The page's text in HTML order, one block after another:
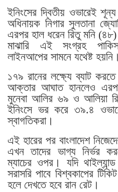
ইনিংসের দ্বিতীয় ওভারেই
অধিনায়ক নিগার সুলতানা
এরপর হাল ধরেন রিতু মনি
মাঝারি এই সংগ্রহ
লাইনআপের সামনে যথেষ্ট হয়নি।
১৭৯ রানের লক্ষ্যে ব্যাট
আক্তার আঘাত হানলেও
মুনেবা আলির ৬৯ ও আলিয়া
ইনিংসে ভর করে ৩৯.৪
স্বাগতিকরা।
এই হারের পর বাংলাদেশ
এখন তাদের ভাগ্য নির্ভর
ম্যাচের ওপর। যদি
সরাসরি পাবে বিশ্বকাপের
হলে দেখতে হবে রান রেট।